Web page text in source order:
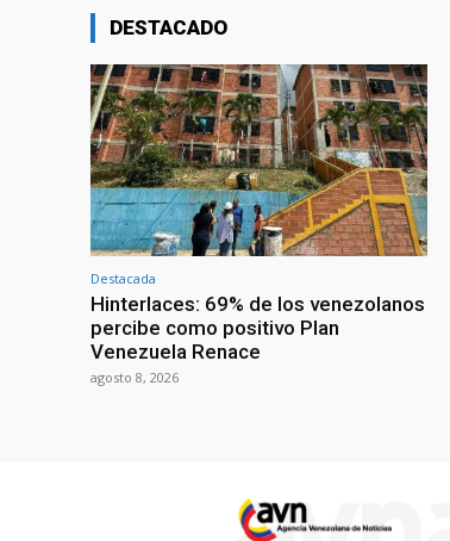
DESTACADO
Destacada
Hinterlaces: 69% de los venezolanos
percibe como positivo Plan
Venezuela Renace
agosto 8, 2026